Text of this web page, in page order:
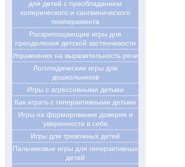
для детей с преобладанием
холерического и сангвинического
темперамента
Раскрепощающие игры для
преодоления детской застенчивости
Упражнения на выразительность речи
Логопедические игры для
дошкольников
Игры с агрессивными детьми
Как играть с гиперактивными детьми
Игры на формирование доверия и
уверенности в себе
Игры для тревожных детей
Пальчиковые игры для гиперактивных
детей